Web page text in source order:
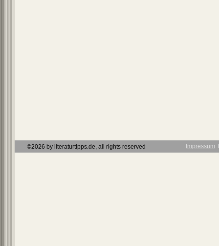
©2026 by literaturtipps.de, all rights reserved Impressum